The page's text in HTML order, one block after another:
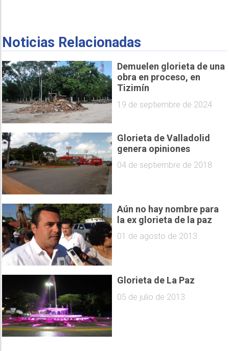
Noticias Relacionadas
Demuelen glorieta de una
obra en proceso, en
Tizimín
19 de septiembre de 2024
Glorieta de Valladolid
genera opiniones
04 de septiembre de 2018
Aún no hay nombre para
la ex glorieta de la paz
01 de agosto de 2013
Glorieta de La Paz
05 de julio de 2013